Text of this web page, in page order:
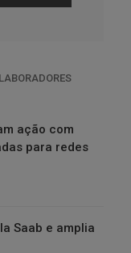
ação com
para redes
Saab e amplia